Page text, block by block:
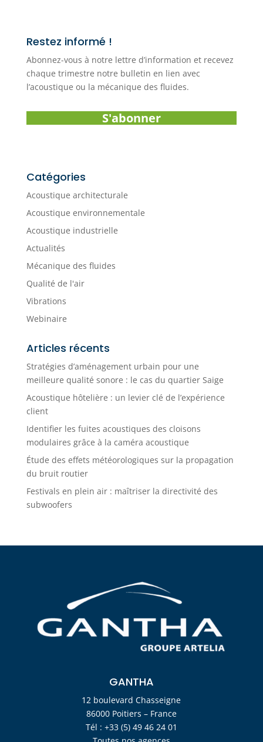
Restez informé !
Abonnez-vous à notre lettre d’information et recevez
chaque trimestre notre bulletin en lien avec
l’acoustique ou la mécanique des fluides.
S'abonner
Catégories
Acoustique architecturale
Acoustique environnementale
Acoustique industrielle
Actualités
Mécanique des fluides
Qualité de l'air
Vibrations
Webinaire
Articles récents
Stratégies d’aménagement urbain pour une
meilleure qualité sonore : le cas du quartier Saige
Acoustique hôtelière : un levier clé de l’expérience
client
Identifier les fuites acoustiques des cloisons
modulaires grâce à la caméra acoustique
Étude des effets météorologiques sur la propagation
du bruit routier
Festivals en plein air : maîtriser la directivité des
subwoofers
GANTHA
12 boulevard Chasseigne
86000 Poitiers – France
Tél : +33 (5) 49 46 24 01